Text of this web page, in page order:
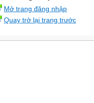
Mở trang đăng nhập
Quay trở lại trang trước